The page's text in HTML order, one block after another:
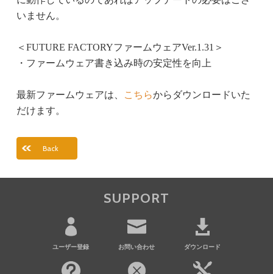
いません。
＜FUTURE FACTORYファームウェアVer.1.31＞
・ファームウェア書き込み時の安定性を向上
最新ファームウェアは、 こちらからダウンロードいた
だけます。
Back
SUPPORT
ユーザー登録 お問い合わせ ダウンロード